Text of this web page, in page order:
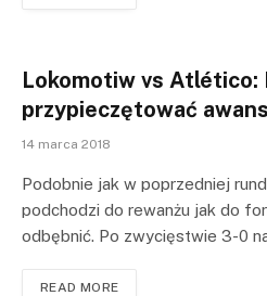
Lokomotiw vs Atlético:
przypieczętować awans
14 marca 2018
Podobnie jak w poprzedniej
podchodzi do rewanżu jak do
odbębnić. Po zwycięstwie 3-0
READ MORE